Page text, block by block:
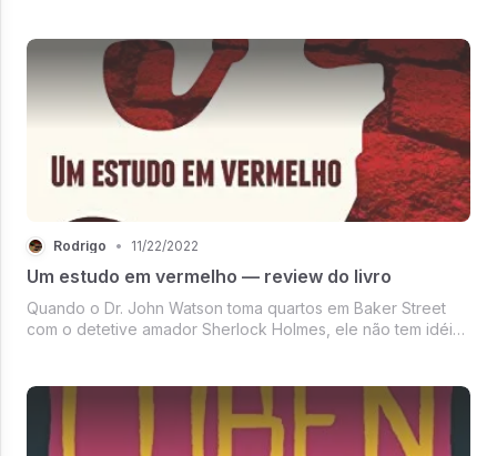
parte enquanto...
Rodrigo • 11/22/2022
Um estudo em vermelho — review do livro
Quando o Dr. John Watson toma quartos em Baker Street
com o detetive amador Sherlock Holmes, ele não tem idéia
casa de mau presságio no s...